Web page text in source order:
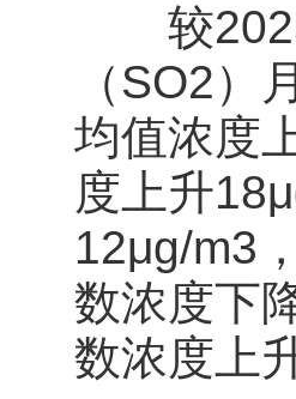
较2025
（SO2
均值浓度
度上升
12μg/m3
数浓度下
数浓度上